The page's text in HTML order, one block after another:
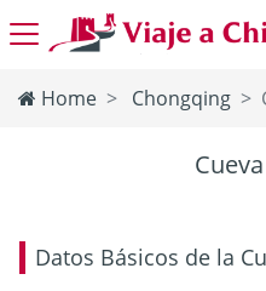
Home Chongqing
Datos Básicos de la